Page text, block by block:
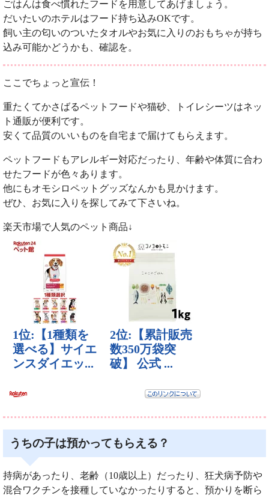
ごはんは食べ慣れたフードを用意してあげましょう。
だいたいのホテルはフード持ち込みOKです。
飼い主の匂いのついたタオルやお気に入りのおもちゃが持ち
込み可能かどうかも、確認を。
ここでちょっと宣伝！
重たくてかさばるペットフードや猫砂、トイレシーツはネッ
ト通販が便利です。
安くて品質のいいものを自宅まで届けてもらえます。
ペットフードもアレルギー対応だったり、年齢や体質に合わ
せたフードが色々あります。
他にもオモシロペットグッズなんかも見かけます。
ぜひ、お気に入りを探してみて下さいね。
楽天市場で人気のペット商品↓
うちの子は預かってもらえる？
持病があったり、老齢（10歳以上）だったり、狂犬病予防や
混合ワクチンを接種していなかったりすると、預かりを断ら